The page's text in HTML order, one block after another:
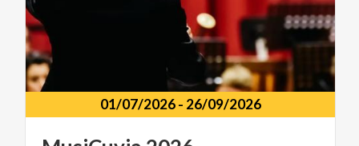
01/07/2026- 26/09/2026